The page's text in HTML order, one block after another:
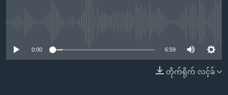
ပင်မရုပ်ရှင်ထဲက အင်္ဂလိပ်စာ
တီဗွီ
ရေဒီယို/တီဗွီအစီအစဉ်
0:00 6:59
တိုက်ရိုက် လင့်ခ်